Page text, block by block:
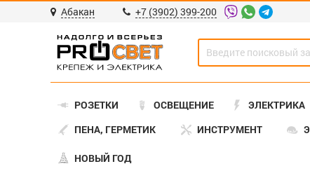
Абакан +7 (3902) 399-200
РОЗЕТКИ ОСВЕЩЕНИЕ ЭЛЕКТРИКА
ПЕНА, ГЕРМЕТИК
ИНСТРУМЕНТ
НОВЫЙ ГОД